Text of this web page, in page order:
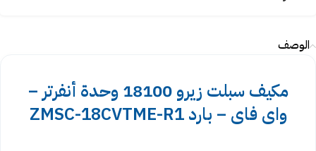
الوصف
مكيف سبلت زيرو 18100 وحدة أنفرتر –
واى فاى – بارد ZMSC-18CVTME-R1